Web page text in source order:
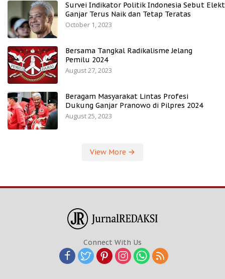
Survei Indikator Politik Indonesia Sebut
Ganjar Terus Naik dan Tetap Teratas
October 1, 2023
Bersama Tangkal Radikalisme Jelang
Pemilu 2024
August 27, 2023
Beragam Masyarakat Lintas Profesi
Dukung Ganjar Pranowo di Pilpres 2024
August 25, 2023
View More
Connect With Us